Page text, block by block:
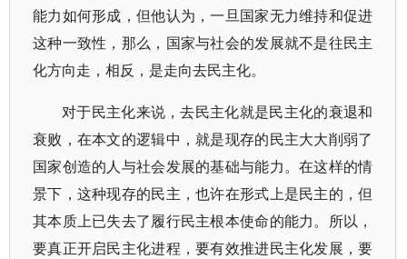
能力如何形成，但他认为，一旦国家无力维持和促进
这种一致性，那么，国家与社会的发展就不是往民主
化方向走，相反，是走向去民主化。
对于民主化来说，去民主化就是民主化的衰退和
衰败，在本文的逻辑中，就是现存的民主大大削弱了
国家创造的人与社会发展的基础与能力。在这样的情
景下，这种现存的民主，也许在形式上是民主的，但
其本质上已失去了履行民主根本使命的能力。所以，
要真正开启民主化进程，要有效推进民主化发展，要